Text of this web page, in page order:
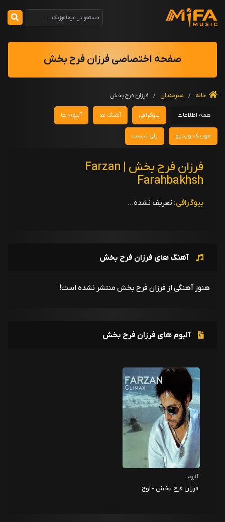
صفحه اختصاصی فرزان فرح بخش
خانه / هنرمندان / فرزان فرح بخش
همه اطلاعات بیوگرافی آهنگ ها آلبوم ها
موزیک ویدیو پلی لیست
فرزان فرح بخش | Farzan
Farahbakhsh
بیوگرافی: تعریف نشده...
آهنگ های فرزان فرح بخش
هنوز آهنگی از فرزان فرح بخش منتشر نشده است!
آلبوم های فرزان فرح بخش
آلبوم
فرزان فرح بخش - اوج